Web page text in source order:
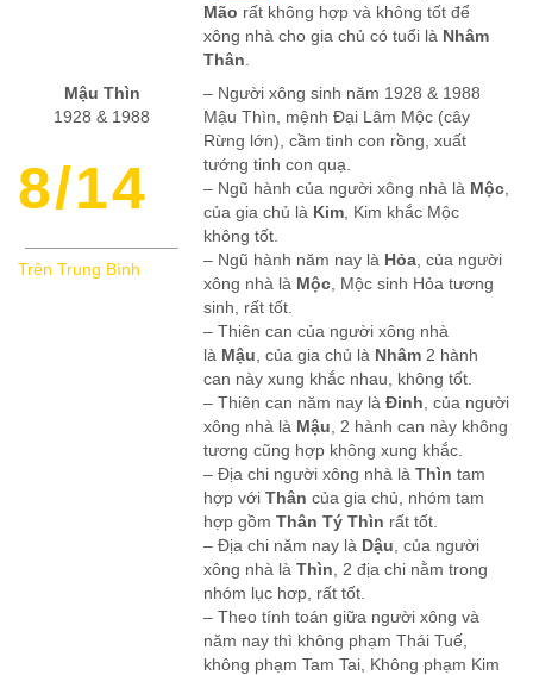
Mão rất không hợp và không tốt để
xông nhà cho gia chủ có tuổi là Nhâm
Thân
Mậu Thìn
1928 & 1988
8/14
Trên Trung Bình
– Người xông sinh năm 1928 & 1988
Mậu Thìn, mệnh Đại Lâm Mộc (cây
Rừng lớn), cầm tinh con rồng, xuất
tướng tinh con quạ.
– Ngũ hành của người xông nhà là Mộc
của gia chủ là Kim , Kim khắc Mộc
không tốt.
– Ngũ hành năm nay là Hỏa , của người
xông nhà là Mộc , Mộc sinh Hỏa tương
sinh, rất tốt.
– Thiên can của người xông nhà
là Mậu , của gia chủ là Nhâm 2 hành
can này xung khắc nhau, không tốt.
– Thiên can năm nay là Đinh , của người
xông nhà là Mậu , 2 hành can này không
tương cũng hợp không xung khắc.
– Địa chi người xông nhà là Thìn tam
hợp với Thân của gia chủ, nhóm tam
hợp gồm Thân Tý Thìn rất tốt.
– Địa chi năm nay là Dậu , của người
xông nhà là Thìn , 2 địa chi nằm trong
nhóm lục hơp, rất tốt.
– Theo tính toán giữa người xông và
năm nay thì không phạm Thái Tuế,
không phạm Tam Tai, Không phạm Kim